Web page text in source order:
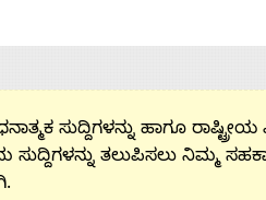
ಸುದ್ದಿಗಳನ್ನು ಹಾಗೂ
ಸುದ್ದಿಗಳನ್ನು ತಲುಪಿಸಲು ನಿಮ್ಮ